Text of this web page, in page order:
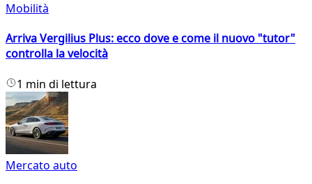
Mobilità
Arriva Vergilius Plus: ecco dove e come il nuovo "tutor"
controlla la velocità
1 min di lettura
Mercato auto